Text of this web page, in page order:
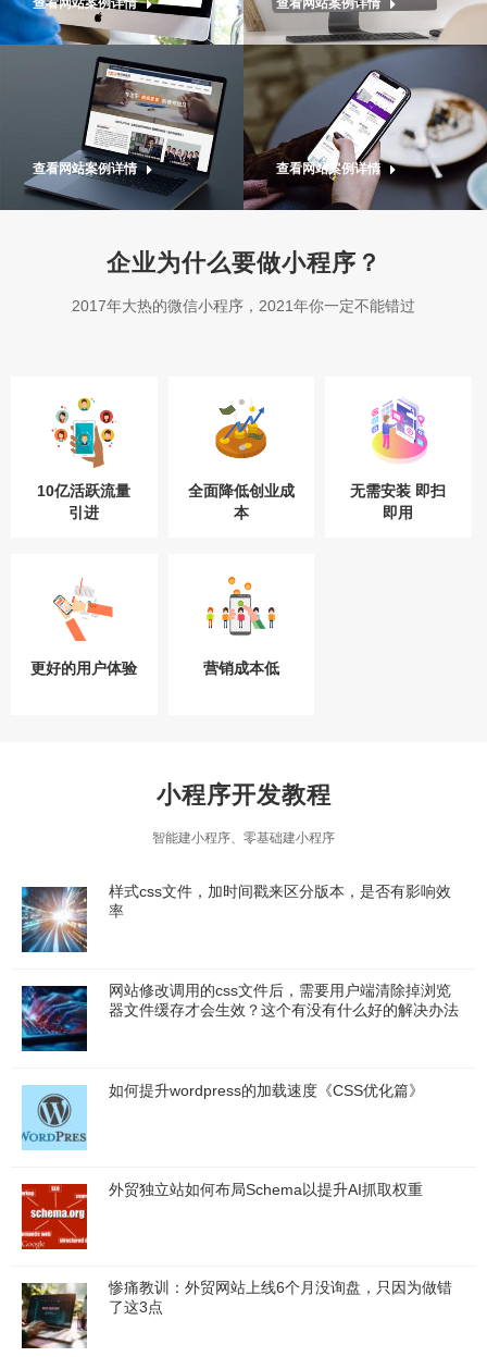
查看网站案例详情 查看网站案例详情
查看网站案例详情 查看网站案例详情
企业为什么要做小程序？
2017年大热的微信小程序，2021年你一定不能错过
10亿活跃流量
引进
全面降低创业成
本
无需安装 即扫
即用
更好的用户体验 营销成本低
小程序开发教程
智能建小程序、零基础建小程序
样式css文件，加时间戳来区分版本，是否有影响效
率
网站修改调用的css文件后，需要用户端清除掉浏览
器文件缓存才会生效？这个有没有什么好的解决办法
如何提升wordpress的加载速度《CSS优化篇》
外贸独立站如何布局Schema以提升AI抓取权重
惨痛教训：外贸网站上线6个月没询盘，只因为做错
了这3点